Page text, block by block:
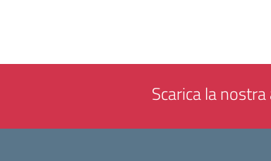
Scarica la